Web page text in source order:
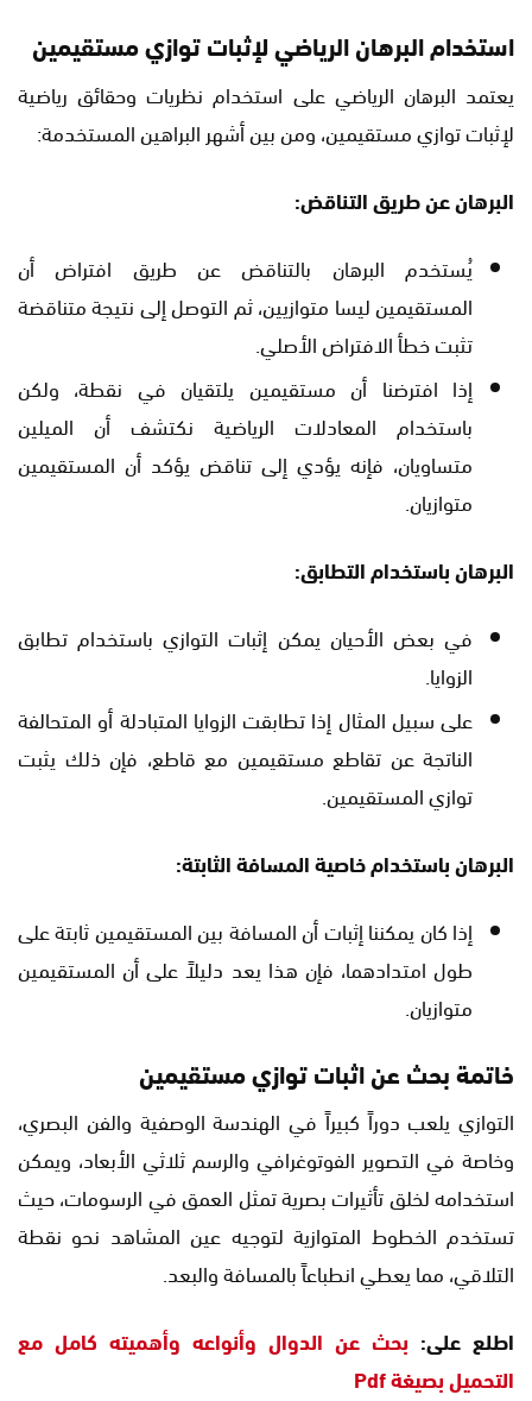
استخدام البرهان الرياضي لإثبات توازي مستقيمين
يعتمد البرهان الرياضي على استخدام نظريات وحقائق رياضية
لإثبات توازي مستقيمين، ومن بين أشهر البراهين المستخدمة:
البرهان عن طريق التناقض:
يُستخدم البرهان بالتناقض عن طريق افتراض أن
المستقيمين ليسا متوازيين، ثم التوصل إلى نتيجة متناقضة
تثبت خطأ الافتراض الأصلي.
إذا افترضنا أن مستقيمين يلتقيان في نقطة، ولكن
باستخدام المعادلات الرياضية نكتشف أن الميلين
متساويان، فإنه يؤدي إلى تناقض يؤكد أن المستقيمين
متوازيان.
البرهان باستخدام التطابق:
في بعض الأحيان يمكن إثبات التوازي باستخدام تطابق
الزوايا.
على سبيل المثال إذا تطابقت الزوايا المتبادلة أو المتحالفة
الناتجة عن تقاطع مستقيمين مع قاطع، فإن ذلك يثبت
توازي المستقيمين.
البرهان باستخدام خاصية المسافة الثابتة:
إذا كان يمكننا إثبات أن المسافة بين المستقيمين ثابتة على
طول امتدادهما، فإن هذا يعد دليلاً على أن المستقيمين
متوازيان.
خاتمة بحث عن اثبات توازي مستقيمين
التوازي يلعب دوراً كبيراً في الهندسة الوصفية والفن البصري،
وخاصة في التصوير الفوتوغرافي والرسم ثلاثي الأبعاد، ويمكن
استخدامه لخلق تأثيرات بصرية تمثل العمق في الرسومات، حيث
تستخدم الخطوط المتوازية لتوجيه عين المشاهد نحو نقطة
التلاقي، مما يعطي انطباعاً بالمسافة والبعد.
اطلع على: بحث عن الدوال وأنواعه وأهميته كامل مع
التحميل بصيغة Pdf